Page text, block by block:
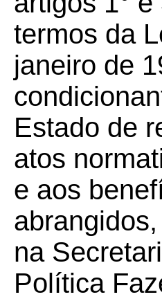
termos da
janeiro de
Estado de
atos
e aos
na
Política